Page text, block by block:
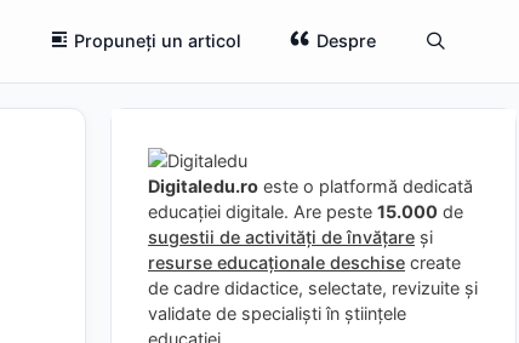
Propuneți un articol Despre
Digitaledu.ro este o platformă dedicată
educației digitale. Are peste 15.000 de
sugestii de activități de învățare și
resurse educaționale deschise create
de cadre didactice, selectate, revizuite și
validate de specialiști în științele
educației.